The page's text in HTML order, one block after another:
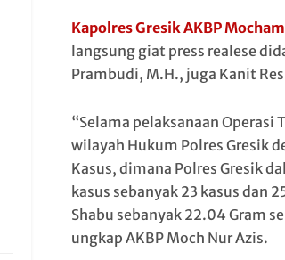
Kapolres Gresik AKBP
langsung giat press realese
Prambudi, M.H., juga Kanit
“Selama pelaksanaan Operasi
wilayah Hukum Polres Gresik
Kasus, dimana Polres Gresik
kasus sebanyak 23 kasus dan
Shabu sebanyak 22.04 Gram
ungkap AKBP Moch Nur Azis.